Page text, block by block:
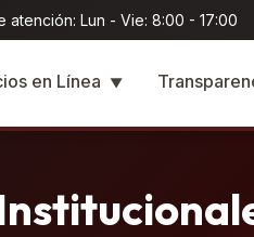
atención: Lun - Vie: 8:00 - 17:00
en Línea ▼